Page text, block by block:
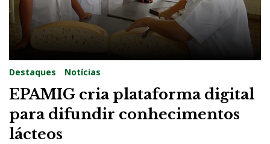
Destaques Notícias
EPAMIG cria plataforma digital
para difundir conhecimentos
lácteos